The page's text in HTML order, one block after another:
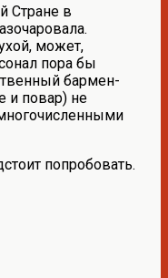
Стране в
может,
пора бы
бармен-
и повар) не
попробовать.